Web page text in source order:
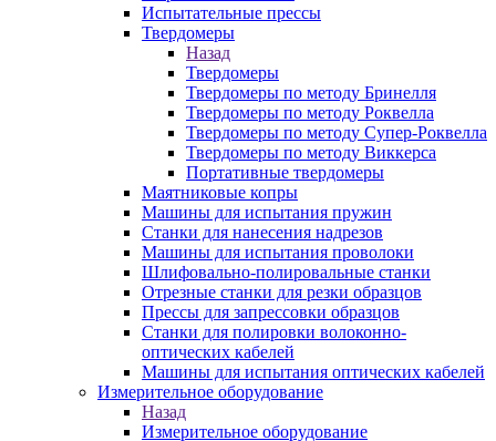
Испытательные прессы
Твердомеры
Назад
Твердомеры
Твердомеры по методу Бринелля
Твердомеры по методу Роквелла
Твердомеры по методу Супер-Роквелла
Твердомеры по методу Виккерса
Портативные твердомеры
Маятниковые копры
Машины для испытания пружин
Станки для нанесения надрезов
Машины для испытания проволоки
Шлифовально-полировальные станки
Отрезные станки для резки образцов
Прессы для запрессовки образцов
Станки для полировки волоконно-
оптических кабелей
Машины для испытания оптических кабелей
Измерительное оборудование
Назад
Измерительное оборудование